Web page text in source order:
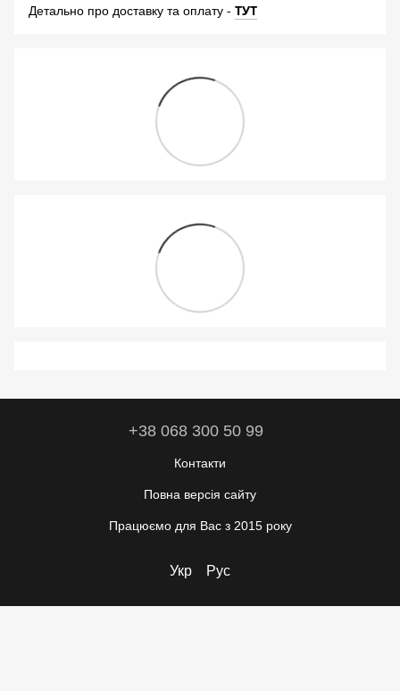
Детально про доставку та оплату - ТУТ
+38 068 300 50 99
Контакти
Повна версія сайту
Працюємо для Вас з 2015 року
Укр Рус